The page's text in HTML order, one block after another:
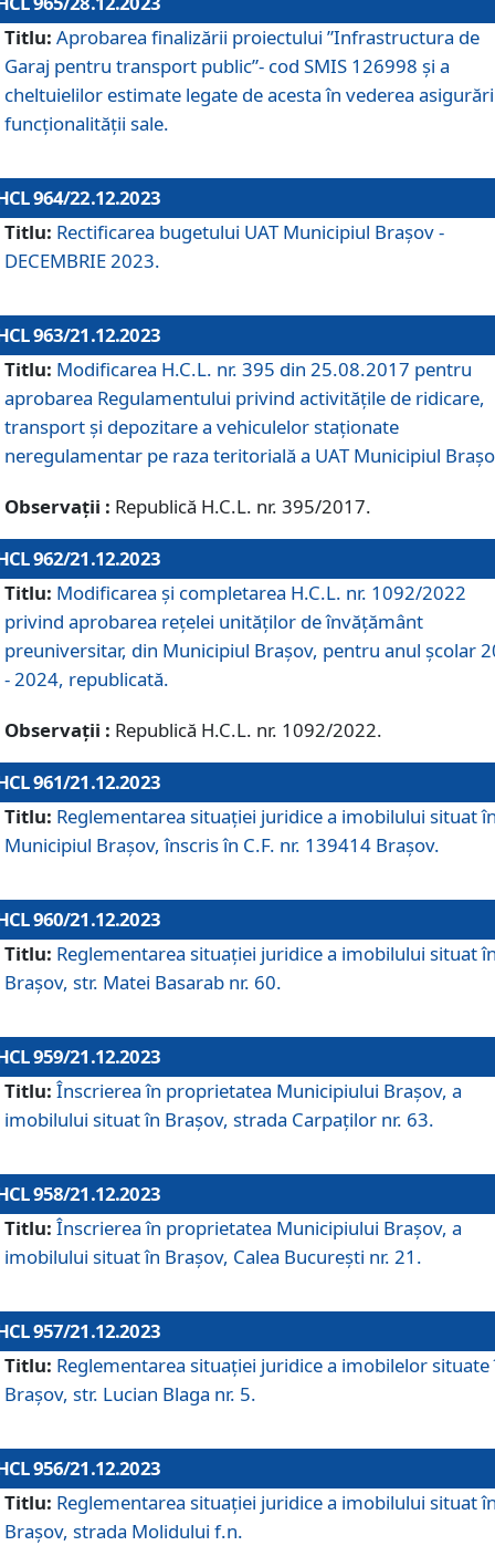
Titlu: Aprobarea finalizării proiectului ”Infrastructura de
Garaj pentru transport public”- cod SMIS 126998 și a
cheltuielilor estimate legate de acesta în vederea
funcționalității sale.
964/22.12.2023
Titlu: Rectificarea bugetului UAT Municipiul Braşov -
DECEMBRIE 2023.
963/21.12.2023
Titlu: Modificarea H.C.L. nr. 395 din 25.08.2017 pentru
aprobarea Regulamentului privind activitățile de ridicare,
transport şi depozitare a vehiculelor staționate
neregulamentar pe raza teritorială a UAT Municipiul
Observații : Republică H.C.L. nr. 395/2017.
962/21.12.2023
Titlu: Modificarea și completarea H.C.L. nr. 1092/2022
privind aprobarea rețelei unităților de învăţământ
preuniversitar, din Municipiul Braşov, pentru anul școlar
- 2024, republicată.
Observații : Republică H.C.L. nr. 1092/2022.
961/21.12.2023
Titlu: Reglementarea situației juridice a imobilului situat
Municipiul Brașov, înscris în C.F. nr. 139414 Brașov.
960/21.12.2023
Titlu: Reglementarea situației juridice a imobilului situat
Brașov, str. Matei Basarab nr. 60.
959/21.12.2023
Titlu: Înscrierea în proprietatea Municipiului Brașov, a
imobilului situat în Brașov, strada Carpaților nr. 63.
958/21.12.2023
Titlu: Înscrierea în proprietatea Municipiului Brașov, a
imobilului situat în Brașov, Calea București nr. 21.
957/21.12.2023
Titlu: Reglementarea situației juridice a imobilelor situate
Brașov, str. Lucian Blaga nr. 5.
956/21.12.2023
Titlu: Reglementarea situației juridice a imobilului situat
Brașov, strada Molidului f.n.